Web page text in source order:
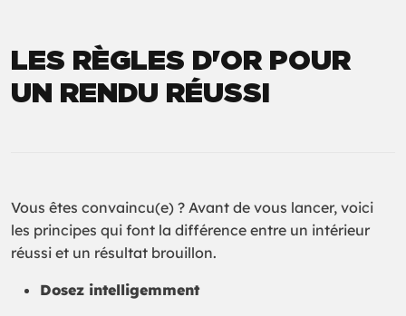
LES RÈGLES D'OR POUR
UN RENDU RÉUSSI
Vous êtes convaincu(e) ? Avant de vous lancer, voici
les principes qui font la différence entre un intérieur
réussi et un résultat brouillon.
Dosez intelligemment